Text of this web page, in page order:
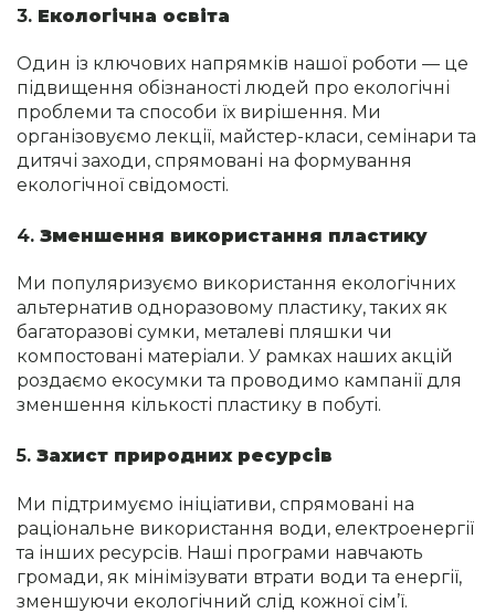
3. Екологічна освіта
Один із ключових напрямків нашої роботи — це
підвищення обізнаності людей про екологічні
проблеми та способи їх вирішення. Ми
організовуємо лекції, майстер-класи, семінари та
дитячі заходи, спрямовані на формування
екологічної свідомості.
4. Зменшення використання пластику
Ми популяризуємо використання екологічних
альтернатив одноразовому пластику, таких як
багаторазові сумки, металеві пляшки чи
компостовані матеріали. У рамках наших акцій
роздаємо екосумки та проводимо кампанії для
зменшення кількості пластику в побуті.
5. Захист природних ресурсів
Ми підтримуємо ініціативи, спрямовані на
раціональне використання води, електроенергії
та інших ресурсів. Наші програми навчають
громади, як мінімізувати втрати води та енергії,
зменшуючи екологічний слід кожної сім’ї.